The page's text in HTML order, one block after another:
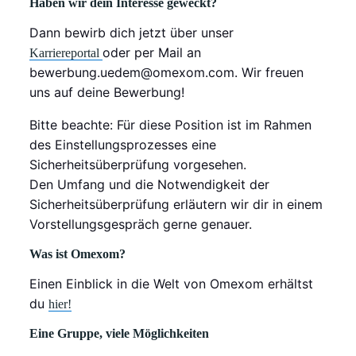
Haben wir dein Interesse geweckt?
Dann bewirb dich jetzt über unser
Karriereportaloder per Mail an
bewerbung.uedem@omexom.com. Wir freuen
uns auf deine Bewerbung!
Bitte beachte: Für diese Position ist im Rahmen
des Einstellungsprozesses eine
Sicherheitsüberprüfung vorgesehen.
Den Umfang und die Notwendigkeit der
Sicherheitsüberprüfung erläutern wir dir in einem
Vorstellungsgespräch gerne genauer.
Was ist Omexom?
Einen Einblick in die Welt von Omexom erhältst
duhier!
Eine Gruppe, viele Möglichkeiten